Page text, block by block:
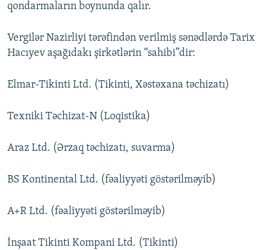
qondarmaların boynunda qalır.
Vergilər Nazirliyi tərəfindən verilmiş sənədlərdə Tarix
Hacıyev aşağıdakı şirkətlərin “sahibi”dir:
Elmar-Tikinti Ltd. (Tikinti, Xəstəxana təchizatı)
Texniki Təchizat-N (Loqistika)
Araz Ltd. (Ərzaq təchizatı, suvarma)
BS Kontinental Ltd. (fəaliyyəti göstərilməyib)
A+R Ltd. (fəaliyyəti göstərilməyib)
İnşaat Tikinti Kompani Ltd. (Tikinti)